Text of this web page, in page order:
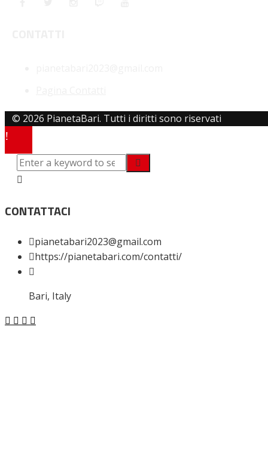
© 2026 PianetaBari. Tutti i diritti sono riservati
CONTATTACI
pianetabari2023@gmail.com
https://pianetabari.com/contatti/
Bari, Italy